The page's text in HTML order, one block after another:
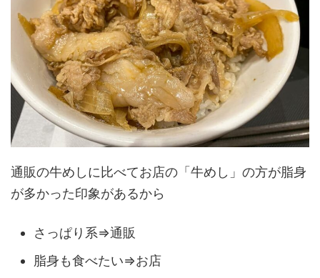
通販の牛めしに比べてお店の「牛めし」の方が脂身
が多かった印象があるから
さっぱり系⇒通販
脂身も食べたい⇒お店